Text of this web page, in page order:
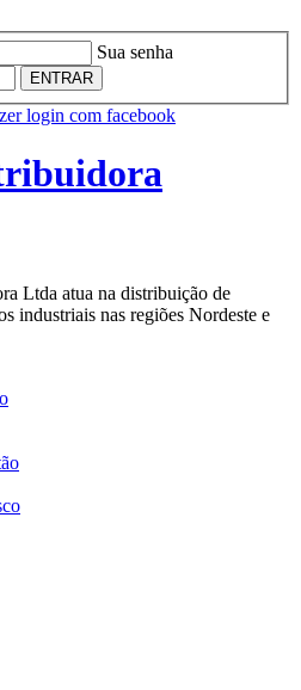
Sua senha
ENTRAR
login com facebook
Ltda atua na distribuição de
industriais nas regiões Nordeste e